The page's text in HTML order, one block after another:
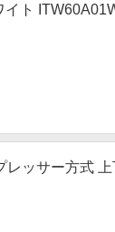
イト
ッサー方式